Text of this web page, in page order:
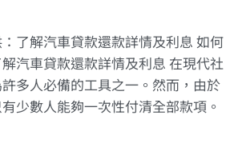
了解汽車貸款還款詳情及利息 如何
汽車貸款還款詳情及利息 在現代社
多人必備的工具之一。然而，由於
少數人能夠一次性付清全部款項。